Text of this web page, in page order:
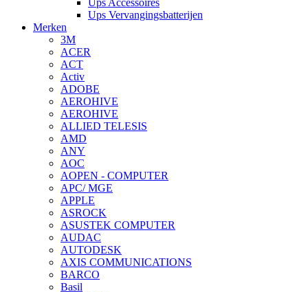
Ups Vervangingsbatterijen
Merken
3M
ACER
ACT
Activ
ADOBE
AEROHIVE
AEROHIVE
ALLIED TELESIS
AMD
ANY
AOC
AOPEN - COMPUTER
APC/ MGE
APPLE
ASROCK
ASUSTEK COMPUTER
AUDAC
AUTODESK
AXIS COMMUNICATIONS
BARCO
Basil